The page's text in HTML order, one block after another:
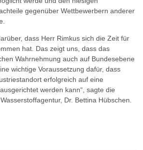
gegenüber Wettbewerbern anderer
dass Herr Rimkus sich die Zeit für
hat. Das zeigt uns, dass das
Wahrnehmung auch auf Bundesebene
wichtige Voraussetzung dafür, dass
erfolgreich auf eine
werden kann“, sagte die
Dr. Bettina Hübschen.